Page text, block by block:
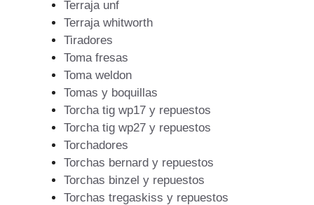
Terraja unf
Terraja whitworth
Tiradores
Toma fresas
Toma weldon
Tomas y boquillas
Torcha tig wp17 y repuestos
Torcha tig wp27 y repuestos
Torchadores
Torchas bernard y repuestos
Torchas binzel y repuestos
Torchas tregaskiss y repuestos